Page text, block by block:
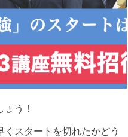
う！
スタートを切れたかどう